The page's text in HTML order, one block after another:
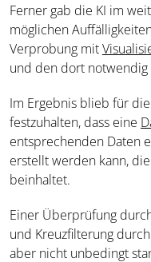
Ferner gab die KI im
möglichen
Verprobung mit
und den dort
Im Ergebnis blieb für
festzuhalten, dass eine
entsprechenden Daten
erstellt werden kann,
beinhaltet.
Einer Überprüfung
und Kreuzfilterung
aber nicht unbedingt